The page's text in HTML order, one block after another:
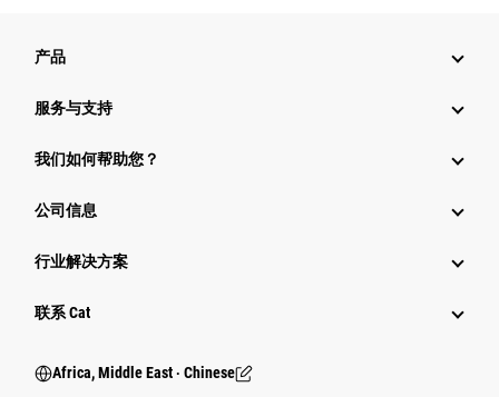
产品
服务与支持
我们如何帮助您？
公司信息
行业解决方案
行业
联系 Cat
Africa, Middle East ‧ Chinese